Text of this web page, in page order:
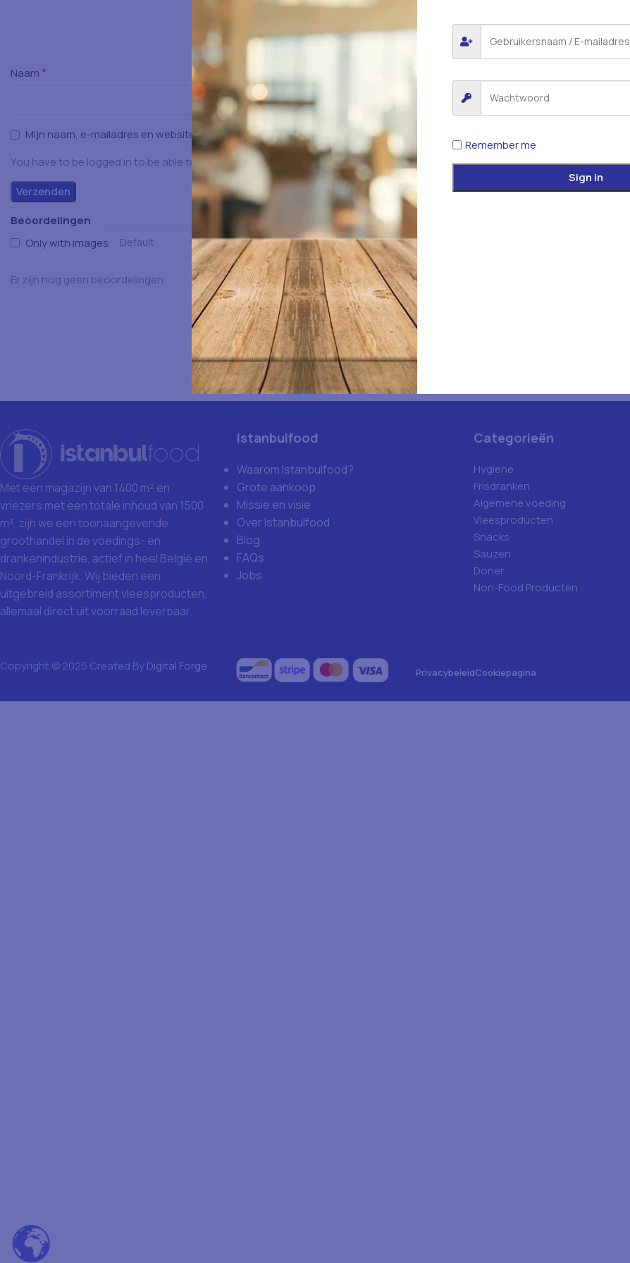
Beoordelingen
Only with images
Er zijn nog geen beoordelingen.
Naam *
Mijn naam, e-mailadres en website opslaan in deze browser voor de volgende keer wanneer ik een reactie plaats.
You have to be logged in to be able to add photos to your review.
Met een magazijn van 1400 m² en
vriezers met een totale inhoud van 1500
m³, zijn we een toonaangevende
groothandel in de voedings- en
drankenindustrie, actief in heel België en
Noord-Frankrijk. Wij bieden een
uitgebreid assortiment vleesproducten,
allemaal direct uit voorraad leverbaar.
Istanbulfood
Waarom Istanbulfood?
Grote aankoop
Missie en visie
Over Istanbulfood
Blog
FAQs
Jobs
Categorieën
Hygiene
Frisdranken
Algemene voeding
Vleesproducten
Snacks
Sauzen
Doner
Non-Food Producten
Copyright © 2025 Created ByDigital Forge PrivacybeleidCookiepagina
Remember me
Sign in